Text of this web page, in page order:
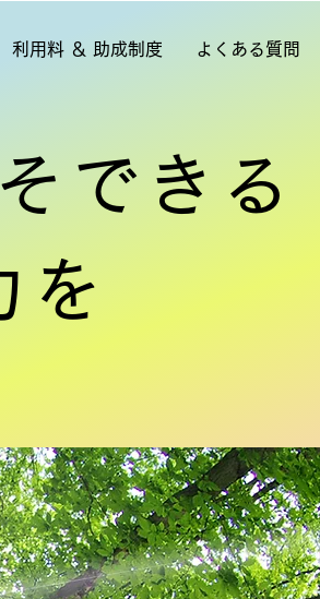
利用料 ＆ 助成制度 よくある質問
できる
を